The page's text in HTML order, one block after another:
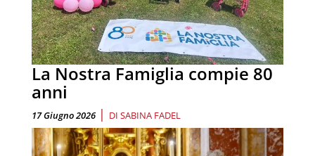
La Nostra Famiglia compie 80
anni
17 Giugno 2026 | DI SABINA FADEL